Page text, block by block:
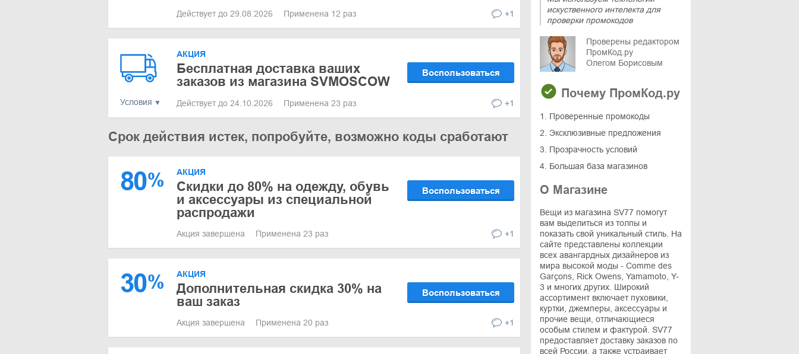
Действует до 29.08.2026 Применена 12 раз +1
Условия
АКЦИЯ
Бесплатная доставка ваших
заказов из магазина SVMOSCOW
Воспользоваться
Действует до 24.10.2026 Применена 23 раз +1
Срок действия истек, попробуйте, возможно коды сработают
80% АКЦИЯ
Скидки до 80% на одежду, обувь
и аксессуары из специальной
распродажи
Воспользоваться
Акция завершена Применена 23 раз +1
30% АКЦИЯ
Дополнительная скидка 30% на
ваш заказ
Воспользоваться
Акция завершена Применена 20 раз +1
искуственного интелекта для
проверки промокодов
Проверены редактором
ПромКод.ру
Олегом Борисовым
Почему ПромКод.ру
1. Проверенные промокоды
2. Эксклюзивные предложения
3. Прозрачность условий
4. Большая база магазинов
О Магазине
Вещи из магазина SV77 помогут
вам выделиться из толпы и
показать свой уникальный стиль. На
сайте представлены коллекции
всех авангардных дизайнеров из
мира высокой моды - Comme des
Garçons, Rick Owens, Yamamoto, Y-
3 и многих других. Широкий
ассортимент включает пуховики,
куртки, джемперы, аксессуары и
прочие вещи, отличающиеся
особым стилем и фактурой. SV77
предоставляет доставку заказов по
всей России, а также устраивает